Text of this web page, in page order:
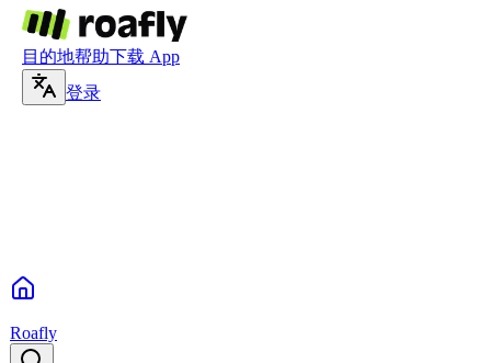
目的地帮助下载 App
登录
Roafly